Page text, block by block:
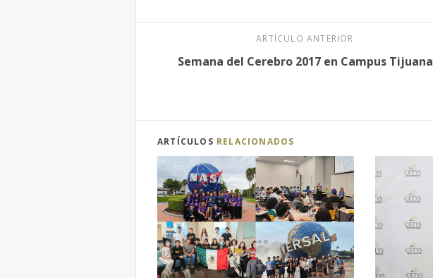
ARTÍCULO ANTERIOR
Semana del Cerebro 2017 en Campus Tijuana
ARTÍCULOS RELACIONADOS